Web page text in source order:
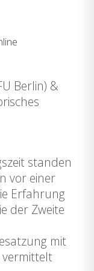
Berlin) &
standen
vor einer
Erfahrung
der Zweite
mit